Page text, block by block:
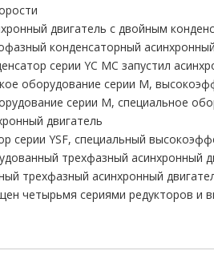
двигатель с двойным
конденсаторный
серии YC MC запустил
оборудование серии M,
серии M, специальное
двигатель
серии YSF, специальный
трехфазный асинхронный
трехфазный асинхронный
четырьмя сериями редукторов и